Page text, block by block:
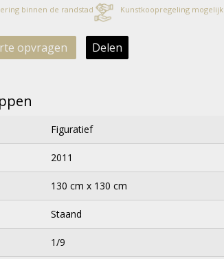
binnen de randstad
Kunstkoopregeling mogelijk
opvragen Delen
Figuratief
2011
130 cm x 130 cm
Staand
1/9